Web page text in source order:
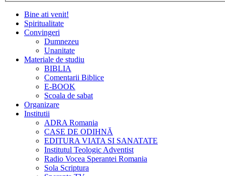
Bine ati venit!
Spiritualitate
Convingeri
Dumnezeu
Unanitate
Materiale de studiu
BIBLIA
Comentarii Biblice
E-BOOK
Scoala de sabat
Organizare
Institutii
ADRA Romania
CASE DE ODIHNĂ
EDITURA VIATA SI SANATATE
Institutul Teologic Adventist
Radio Vocea Sperantei Romania
Sola Scriptura